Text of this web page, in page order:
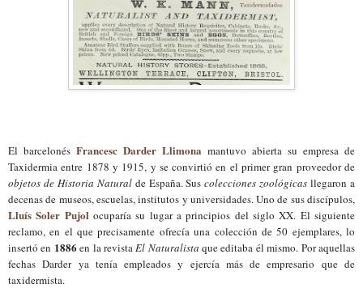
El barcelonés Francesc Darder Llimona mantuvo abierta su empresa de
Taxidermia entre 1878 y 1915, y se convirtió en el primer gran proveedor de
objetos de Historia Naturalde España. Suscolecciones zoológicas llegaron a
decenas de museos, escuelas, institutos y universidades. Uno de sus discípulos,
Lluís Soler Pujol ocuparía su lugar a principios del siglo XX. El siguiente
reclamo, en el que precisamente ofrecía una colección de 50 ejemplares, lo
insertó en 1886 en la revista El Naturalista que editaba él mismo. Por aquellas
fechas Darder ya tenía empleados y ejercía más de empresario que de
taxidermista.